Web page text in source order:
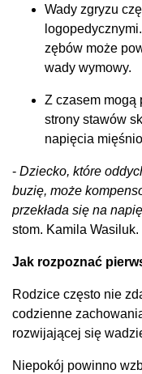
Wady zgryzu
zębów może
wady wymowy.
Z czasem mogą
strony stawów
napięcia
- Dziecko, które
buzię, może
przekłada się na
stom. Kamila Wasiluk.
Jak rozpoznać
Rodzice często nie
codzienne
rozwijającej się
Niepokój powinno